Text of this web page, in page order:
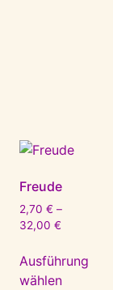
Freude
2,70 € –
32,00 €
Ausführung
wählen